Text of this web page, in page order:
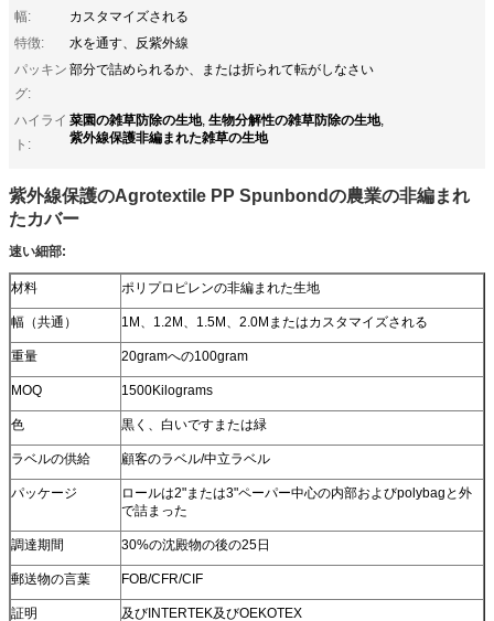
幅:
カスタマイズされる
特徴:
水を通す、反紫外線
パッキン
グ:
部分で詰められるか、または折られて転がしなさい
ハイライ
ト:
菜園の雑草防除の生地, 生物分解性の雑草防除の生地,
紫外線保護非編まれた雑草の生地
紫外線保護のAgrotextile PP Spunbondの農業の非編まれ
たカバー
速い細部:
材料 ポリプロピレンの非編まれた生地
幅（共通） 1M、1.2M、1.5M、2.0Mまたはカスタマイズされる
重量 20gramへの100gram
MOQ 1500Kilograms
色 黒く、白いですまたは緑
ラベルの供給 顧客のラベル/中立ラベル
パッケージ
ロールは2"または3"ペーパー中心の内部およびpolybagと外
で詰まった
調達期間 30%の沈殿物の後の25日
郵送物の言葉 FOB/CFR/CIF
証明 及びINTERTEK及びOEKOTEX